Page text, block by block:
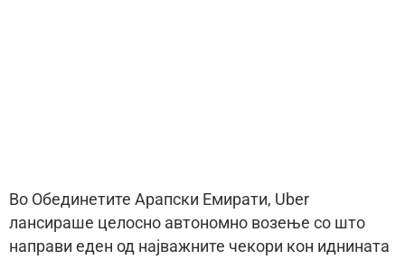
Во Обединетите Арапски Емирати, Uber
лансираше целосно автономно возење со што
направи еден од најважните чекори кон иднината